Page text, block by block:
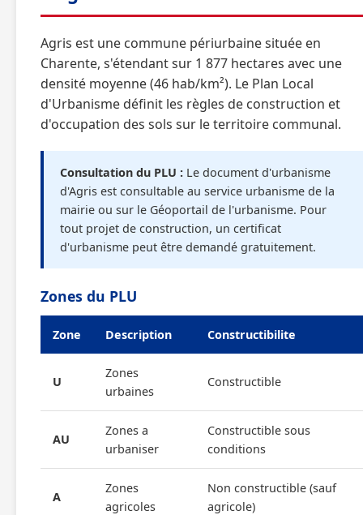
Agris est une commune périurbaine située en
Charente, s'étendant sur 1 877 hectares avec une
densité moyenne (46 hab/km²). Le Plan Local
d'Urbanisme définit les règles de construction et
d'occupation des sols sur le territoire communal.
Consultation du PLU : Le document d'urbanisme
d'Agris est consultable au service urbanisme de la
mairie ou sur le Géoportail de l'urbanisme. Pour
tout projet de construction, un certificat
d'urbanisme peut être demandé gratuitement.
Zones du PLU
Zone Description Constructibilite
U
Zones
urbaines
Constructible
AU
Zones a
urbaniser
Constructible sous
conditions
A
Zones
agricoles
Non constructible (sauf
agricole)